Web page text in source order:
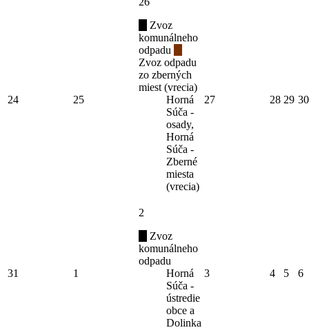
24 25
Zvoz
komunálneho
odpadu
Zvoz odpadu
zo zberných
miest (vrecia)
Horná
Súča -
osady,
Horná
Súča -
Zberné
miesta
(vrecia)
27 28 29 30
31 1
2
Zvoz
komunálneho
odpadu
Horná
Súča -
ústredie
obce a
Dolinka
3 4 5 6